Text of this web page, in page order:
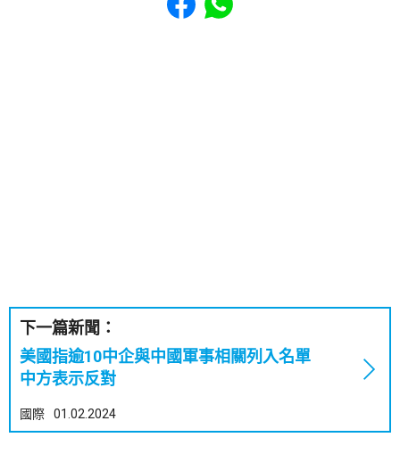
下一篇新聞：
美國指逾10中企與中國軍事相關列入名單
中方表示反對
國際 01.02.2024